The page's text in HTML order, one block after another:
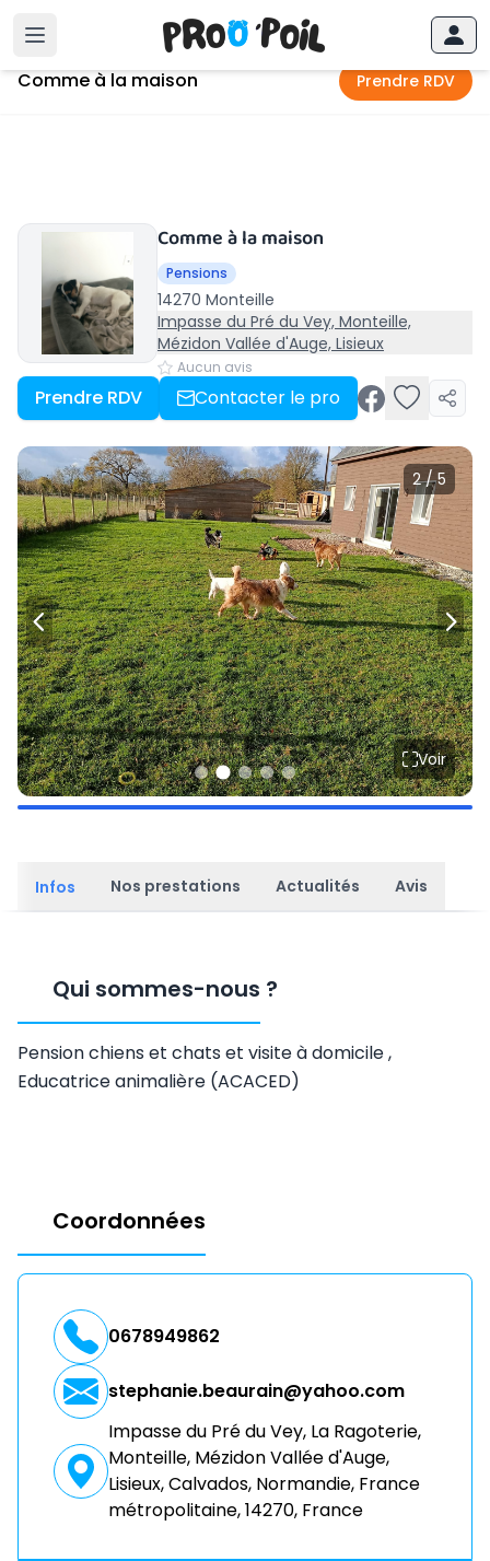
Accueil Comme à la maison
Comme à la maison Prendre RDV
Comme à la maison
Pensions
14270 Monteille
Impasse du Pré du Vey, Monteille,
Mézidon Vallée d'Auge, Lisieux
Aucun avis
Prendre RDV Contacter le pro
2 / 5
Voir
Infos Nos prestations Actualités Avis
Qui sommes-nous ?
Pension chiens et chats et visite à domicile ,
Educatrice animalière (ACACED)
Coordonnées
0678949862
stephanie.beaurain@yahoo.com
Impasse du Pré du Vey, La Ragoterie,
Monteille, Mézidon Vallée d'Auge,
Lisieux, Calvados, Normandie, France
métropolitaine, 14270, France